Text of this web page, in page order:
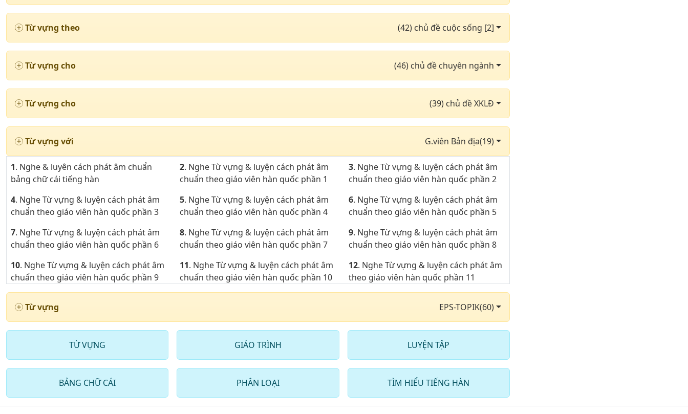
Từ vựng theo (42) chủ đề cuộc sống [2]
Từ vựng cho (46) chủ đề chuyên ngành
Từ vựng cho (39) chủ đề XKLĐ
Từ vựng với G.viên Bản địa(19)
1. Nghe & luyên cách phát âm chuẩn
bảng chữ cái tiếng hàn
2. Nghe Từ vựng & luyện cách phát âm
chuẩn theo giáo viên hàn quốc phần 1
3. Nghe Từ vựng & luyện cách phát âm
chuẩn theo giáo viên hàn quốc phần 2
4. Nghe Từ vựng & luyện cách phát âm
chuẩn theo giáo viên hàn quốc phần 3
5. Nghe Từ vựng & luyện cách phát âm
chuẩn theo giáo viên hàn quốc phần 4
6. Nghe Từ vựng & luyện cách phát âm
chuẩn theo giáo viên hàn quốc phần 5
7. Nghe Từ vựng & luyện cách phát âm
chuẩn theo giáo viên hàn quốc phần 6
8. Nghe Từ vựng & luyện cách phát âm
chuẩn theo giáo viên hàn quốc phần 7
9. Nghe Từ vựng & luyện cách phát âm
chuẩn theo giáo viên hàn quốc phần 8
10. Nghe Từ vựng & luyện cách phát âm
chuẩn theo giáo viên hàn quốc phần 9
11. Nghe Từ vựng & luyện cách phát âm
chuẩn theo giáo viên hàn quốc phần 10
12. Nghe Từ vựng & luyện cách phát âm
theo giáo viên hàn quốc phần 11
theo giáo viên hàn quốc phần 12
theo giáo viên hàn quốc phần 14
16. Nghe Từ vựng & luyện cách phát âm
theo giáo viên hàn quốc phần 15
17. Nghe Từ vựng & luyện cách phát âm
theo giáo viên hàn quốc phần 16
18. Nghe Từ vựng & luyện cách phát âm
theo giáo viên hàn quốc phần 17
19. Nghe Từ vựng & luyện cách phát âm
theo giáo viên hàn quốc phần 18
Từ vựng EPS-TOPIK(60)
TỪ VỰNG GIÁO TRÌNH LUYỆN TẬP
BẢNG CHỮ CÁI PHÂN LOẠI TÌM HIỂU TIẾNG HÀN